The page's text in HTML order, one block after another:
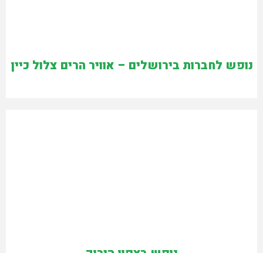
נופש לחברות בירושלים – אוויר הרים צלול כיין